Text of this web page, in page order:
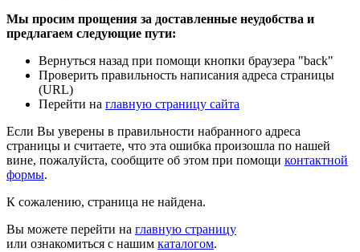
Мы просим прощения за доставленные неудобства и
предлагаем следующие пути:
Вернуться назад при помощи кнопки браузера "back"
Проверить правильность написания адреса страницы
(URL)
Перейти на главную страницу сайта
Если Вы уверены в правильности набранного адреса
страницы и считаете, что эта ошибка произошла по нашей
вине, пожалуйста, сообщите об этом при помощи контактной
формы.
К сожалению, страница не найдена.
Вы можете перейти на главную страницу
или ознакомиться с нашим каталогом.